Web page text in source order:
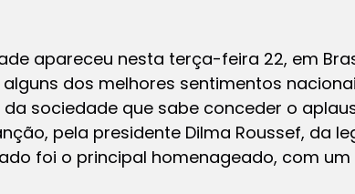
apareceu nesta terça-feira 22, em
dos melhores sentimentos
sociedade que sabe conceder o
pela presidente Dilma Roussef, da
foi o principal homenageado, com